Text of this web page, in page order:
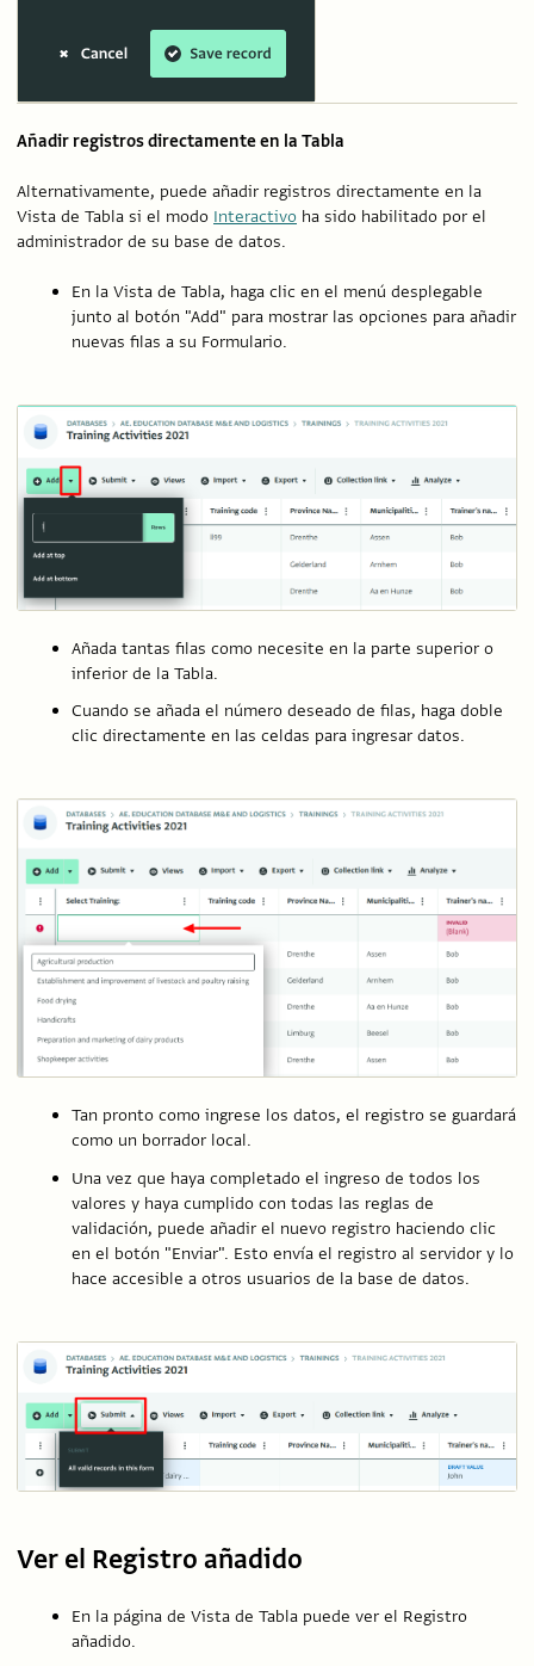
Añadir registros directamente en la Tabla
Alternativamente, puede añadir registros directamente en la
Vista de Tabla si el modo Interactivo ha sido habilitado por el
administrador de su base de datos.
En la Vista de Tabla, haga clic en el menú desplegable
junto al botón "Add" para mostrar las opciones para añadir
nuevas filas a su Formulario.
Añada tantas filas como necesite en la parte superior o
inferior de la Tabla.
Cuando se añada el número deseado de filas, haga doble
clic directamente en las celdas para ingresar datos.
Tan pronto como ingrese los datos, el registro se guardará
como un borrador local.
Una vez que haya completado el ingreso de todos los
valores y haya cumplido con todas las reglas de
validación, puede añadir el nuevo registro haciendo clic
en el botón "Enviar". Esto envía el registro al servidor y lo
hace accesible a otros usuarios de la base de datos.
Ver el Registro añadido
En la página de Vista de Tabla puede ver el Registro
añadido.